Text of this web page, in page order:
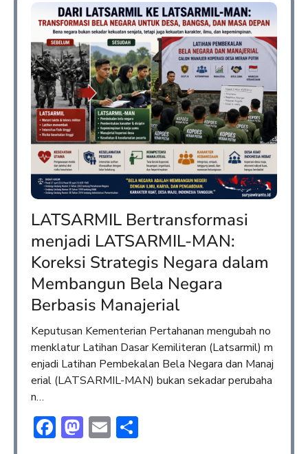
LATSARMIL Bertransformasi
menjadi LATSARMIL-MAN:
Koreksi Strategis Negara dalam
Membangun Bela Negara
Berbasis Manajerial
Keputusan Kementerian Pertahanan mengubah no
menklatur Latihan Dasar Kemiliteran (Latsarmil) m
enjadi Latihan Pembekalan Bela Negara dan Manaj
erial (LATSARMIL-MAN) bukan sekadar perubaha
n…
Facebook
Mastodon
Email